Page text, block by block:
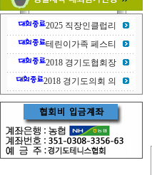
2025 직장인클럽리
테린이가족 페스티
2018 경기도협회장
2018 경기도의회 의